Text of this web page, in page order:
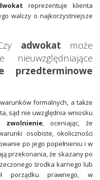
reprezentuje klienta
walczy o najkorzystniejsze
adwokat może
nieuwzględniające
przedterminowe
formalnych, a także
sąd nie uwzględnia wniosku
zwolnienie, oceniając, że
osobiste, okoliczności
po jego popełnieniu i w
przekonania, że skazany po
środka karnego lub
porządku prawnego, w